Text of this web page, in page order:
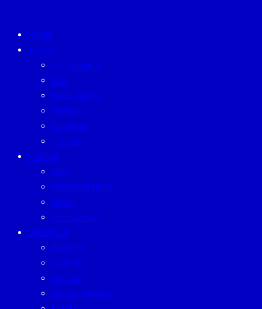
HOME
TODAY
ECONOMICS
ESG
INVESTMENT
TREND
BUSINESS
PEOPLE
FORUM
CEO
ENTREPRENEUR
GURU
SUSTAINISM
LIFESTYLE
BEAUTY
CAREER
EATERY
ENTERTAINMENT